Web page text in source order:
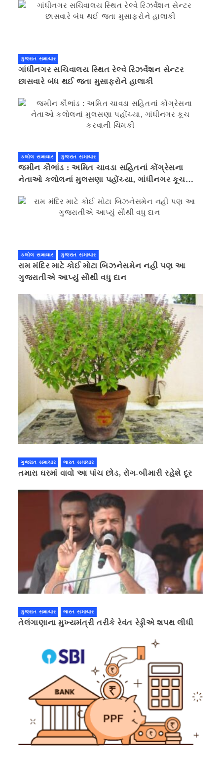
ગુજરાત સમાચાર
ગાંધીનગર સચિવાલય સ્થિત રેલ્વે રિઝર્વેશન સેન્ટર
છાસવારે બંધ થઈ જતા મુસાફરોને હાલાકી
કલોલ સમાચાર ગુજરાત સમાચાર
જમીન કૌભાંડ : અમિત ચાવડા સહિતનાં કોંગ્રેસના
નેતાઓ કલોલનાં મુલસણા પહોંચ્યા, ગાંધીનગર કૂચ
કલોલ સમાચાર ગુજરાત સમાચાર
રામ મંદિર માટે કોઈ મોટા બિઝનેસમેન નહી પણ આ
ગુજરાતીએ આપ્યું સૌથી વધુ દાન
ગુજરાત સમાચાર ભારત સમાચાર
તમારા ઘરમાં વાવો આ પાંચ છોડ, રોગ-બીમારી રહેશે દૂર
ગુજરાત સમાચાર ભારત સમાચાર
તેલંગાણાના મુખ્યમંત્રી તરીકે રેવંત રેડ્ડીએ શપથ લીધી